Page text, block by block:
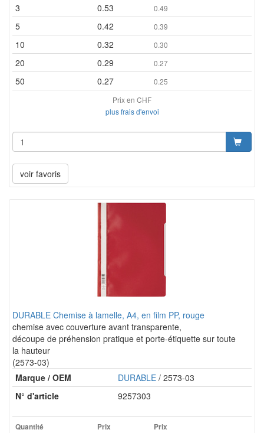
3 0.53 0.49
5 0.42 0.39
10 0.32 0.30
20 0.29 0.27
50 0.27
0.25
Prix en CHF
plus frais d'envoi
voir favoris
DURABLE Chemise à lamelle, A4, en film PP, rouge
chemise avec couverture avant transparente,
découpe de préhension pratique et porte-étiquette sur toute
la hauteur
(2573-03)
Marque / OEM
DURABLE / 2573-03
N° d'article
9257303
Quantité
Prix
Prix